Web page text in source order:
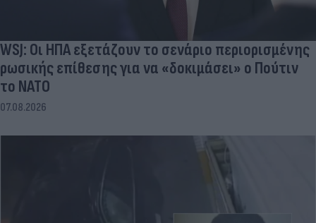
WSJ: Οι ΗΠΑ εξετάζουν το σενάριο περιορισμένης
ρωσικής επίθεσης για να «δοκιμάσει» ο Πούτιν
το ΝΑΤΟ
07.08.2026